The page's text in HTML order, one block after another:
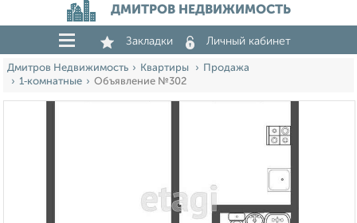
ДМИТРОВ НЕДВИЖИМОСТЬ
Закладки Личный кабинет
Дмитров Недвижимость Квартиры
Продажа
1‑комнатные
Объявление №302